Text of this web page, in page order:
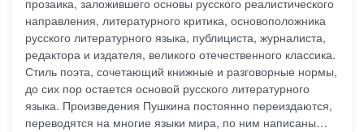
прозаика, заложившего основы русского реалистического
направления, литературного критика, основоположника
русского литературного языка, публициста, журналиста,
редактора и издателя, великого отечественного классика.
Стиль поэта, сочетающий книжные и разговорные нормы,
до сих пор остается основой русского литературного
языка. Произведения Пушкина постоянно переиздаются,
переводятся на многие языки мира, по ним написаны